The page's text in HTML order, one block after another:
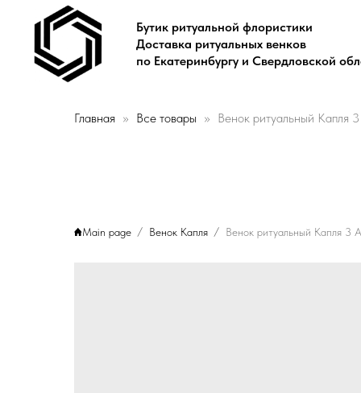
Бутик ритуальной флористики
Доставка ритуальных венков
по Екатеринбургу и Свердловской
Главная Все товары Венок ритуальный Капля
Main page Венок Капля